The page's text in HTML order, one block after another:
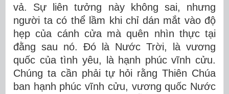
vả. Sự liên tưởng này không sai, nhưng
người ta có thể lầm khi chỉ dán mắt vào độ
hẹp của cánh cửa mà quên nhìn thực tại
đằng sau nó. Đó là Nước Trời, là vương
quốc của tình yêu, là hạnh phúc vĩnh cửu.
Chúng ta cần phải tự hỏi rằng Thiên Chúa
ban hạnh phúc vĩnh cửu, vương quốc Nước